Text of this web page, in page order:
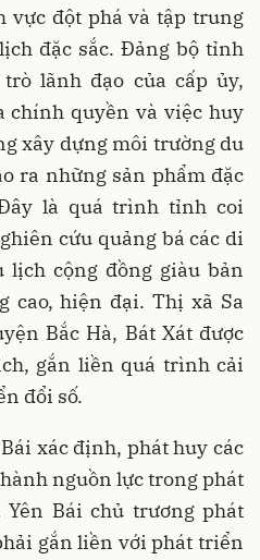
đột phá và tập trung
đặc sắc. Ðảng bộ tỉnh
lãnh đạo của cấp ủy,
chính quyền và việc huy
xây dựng môi trường du
ra những sản phẩm đặc
là quá trình tỉnh coi
cứu quảng bá các di
cộng đồng giàu bản
cao, hiện đại. Thị xã Sa
Bắc Hà, Bát Xát được
gắn liền quá trình cải
đổi số.
xác định, phát huy các
nguồn lực trong phát
Bái chủ trương phát
gắn liền với phát triển